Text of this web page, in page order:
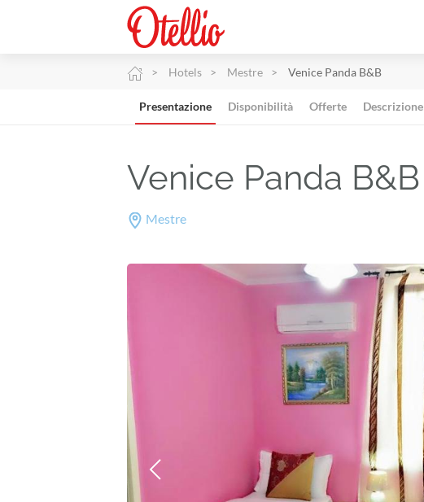
Hotels Mestre Venice Panda B&B
Presentazione Disponibilità Offerte Descrizione
Venice Panda B&B
Mestre